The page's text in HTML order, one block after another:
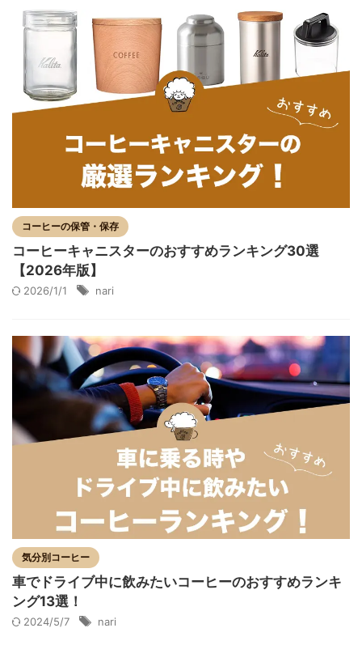
コーヒーの保管・保存
コーヒーキャニスターのおすすめランキング30選
【2026年版】
2026/1/1 nari
気分別コーヒー
車でドライブ中に飲みたいコーヒーのおすすめランキ
ング13選！
2024/5/7 nari